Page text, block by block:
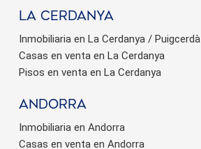
La Cerdanya
Inmobiliaria en La Cerdanya / Puigcerdà
Casas en venta en La Cerdanya
Pisos en venta en La Cerdanya
Andorra
Inmobiliaria en Andorra
Casas en venta en Andorra